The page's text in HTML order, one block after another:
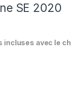
SE 2020
incluses avec le